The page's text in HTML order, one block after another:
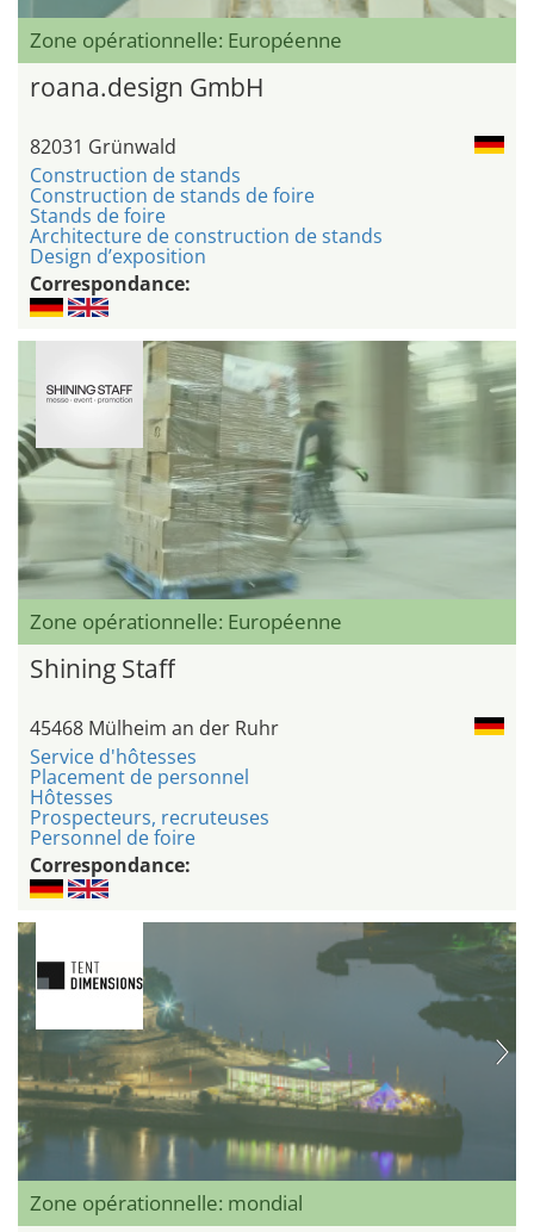
Zone opérationnelle: Européenne
roana.design GmbH
82031 Grünwald
Construction de stands
Construction de stands de foire
Stands de foire
Architecture de construction de stands
Design d’exposition
Correspondance:
Zone opérationnelle: Européenne
Shining Staff
45468 Mülheim an der Ruhr
Service d'hôtesses
Placement de personnel
Hôtesses
Prospecteurs, recruteuses
Personnel de foire
Correspondance:
Zone opérationnelle: mondial